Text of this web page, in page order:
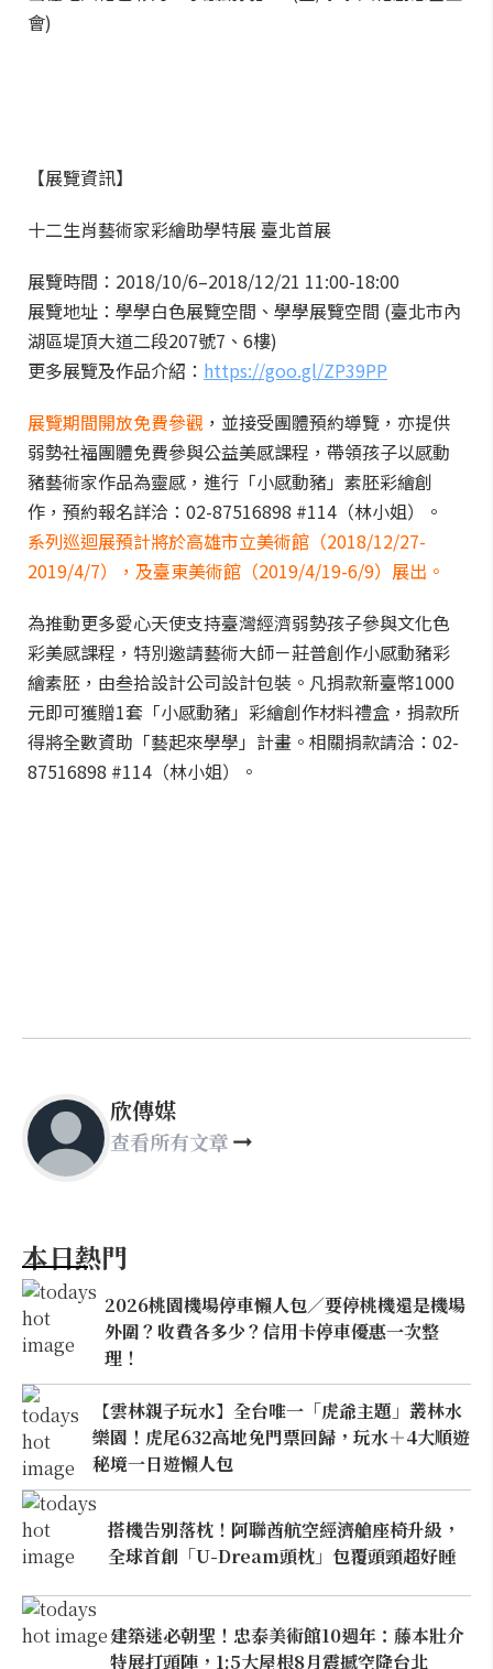
會)
【展覽資訊】
十二生肖藝術家彩繪助學特展 臺北首展
展覽時間：2018/10/6–2018/12/21 11:00-18:00
展覽地址：學學白色展覽空間、學學展覽空間 (臺北市內
湖區堤頂大道二段207號7、6樓)
更多展覽及作品介紹： https://goo.gl/ZP39PP
展覽期間開放免費參觀 ，並接受團體預約導覽，亦提供
弱勢社福團體免費參與公益美感課程，帶領孩子以感動
豬藝術家作品為靈感，進行「小感動豬」素胚彩繪創
作，預約報名詳洽：02-87516898 #114（林小姐）。
系列巡迴展預計將於高雄市立美術館（2018/12/27-
2019/4/7），及臺東美術館（2019/4/19-6/9）展出。
為推動更多愛心天使支持臺灣經濟弱勢孩子參與文化色
彩美感課程，特別邀請藝術大師－莊普創作小感動豬彩
繪素胚，由叁拾設計公司設計包裝。凡捐款新臺幣1000
元即可獲贈1套「小感動豬」彩繪創作材料禮盒，捐款所
得將全數資助「藝起來學學」計畫。相關捐款請洽：02-
87516898 #114（林小姐）。
欣傳媒
查看所有文章
本日熱門
2026桃園機場停車懶人包／要停桃機還是機場
外圍？收費各多少？信用卡停車優惠一次整
理！
【雲林親子玩水】全台唯一「虎爺主題」叢林水
樂園！虎尾632高地免門票回歸，玩水＋4大順遊
秘境一日遊懶人包
搭機告別落枕！阿聯酋航空經濟艙座椅升級，
全球首創「U-Dream頭枕」包覆頭頸超好睡
建築迷必朝聖！忠泰美術館10週年：藤本壯介
特展打頭陣，1:5大屋根8月震撼空降台北